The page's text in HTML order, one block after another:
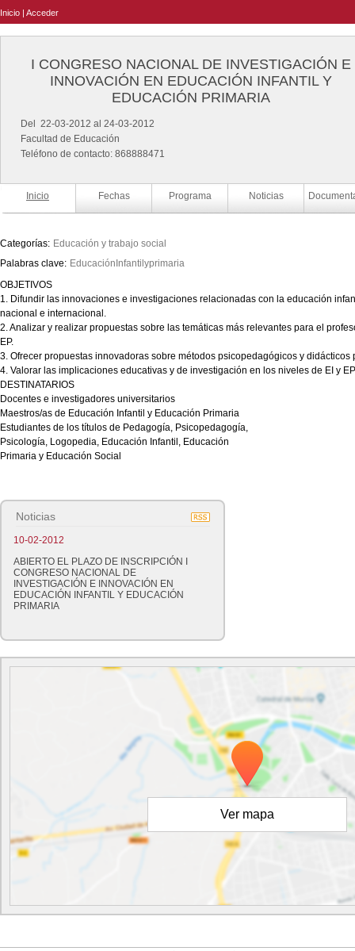
Inicio | Acceder
I CONGRESO NACIONAL DE INVESTIGACIÓN E
INNOVACIÓN EN EDUCACIÓN INFANTIL Y
EDUCACIÓN PRIMARIA
Del 22-03-2012 al 24-03-2012
Facultad de Educación
Teléfono de contacto: 868888471
Inicio Fechas Programa Noticias
Categorías: Educación y trabajo social
Palabras clave: EducaciónInfantilyprimaria
OBJETIVOS
1. Difundir las innovaciones e investigaciones relacionadas con la educación
nacional e internacional.
2. Analizar y realizar propuestas sobre las temáticas más relevantes para el
EP.
3. Ofrecer propuestas innovadoras sobre métodos psicopedagógicos y didácticos
4. Valorar las implicaciones educativas y de investigación en los niveles de EI y
DESTINATARIOS
Docentes e investigadores universitarios
Maestros/as de Educación Infantil y Educación Primaria
Estudiantes de los títulos de Pedagogía, Psicopedagogía,
Psicología, Logopedia, Educación Infantil, Educación
Primaria y Educación Social
Noticias
10-02-2012
ABIERTO EL PLAZO DE INSCRIPCIÓN I
CONGRESO NACIONAL DE
INVESTIGACIÓN E INNOVACIÓN EN
EDUCACIÓN INFANTIL Y EDUCACIÓN
PRIMARIA
Ver mapa